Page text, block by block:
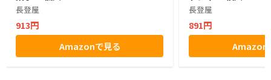
長登屋
913円
Amazonで見る
長登屋
891円
Amazon